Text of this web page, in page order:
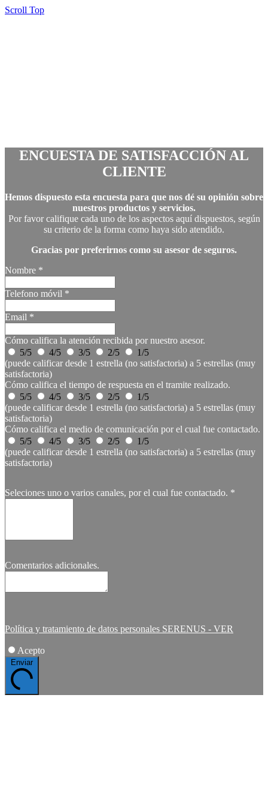
Scroll Top
ENCUESTA DE SATISFACCIÓN AL
CLIENTE
Hemos dispuesto esta encuesta para que nos dé su opinión sobre
nuestros productos y servicios.
Por favor califique cada uno de los aspectos aquí dispuestos, según
su criterio de la forma como haya sido atendido.
Gracias por preferirnos como su asesor de seguros.
Nombre *
Telefono móvil *
Email *
Cómo califica la atención recibida por nuestro asesor.
5/5
4/5 3/5 2/5
1/5
(puede calificar desde 1 estrella (no satisfactoria) a 5 estrellas (muy
satisfactoria)
Cómo califica el tiempo de respuesta en el tramite realizado.
5/5
4/5 3/5 2/5
1/5
(puede calificar desde 1 estrella (no satisfactoria) a 5 estrellas (muy
satisfactoria)
Cómo califica el medio de comunicación por el cual fue contactado.
5/5
4/5 3/5 2/5
1/5
(puede calificar desde 1 estrella (no satisfactoria) a 5 estrellas (muy
satisfactoria)
Seleciones uno o varios canales, por el cual fue contactado. *
Comentarios adicionales.
Política y tratamiento de datos personales SERENUS - VER
Acepto
Enviar